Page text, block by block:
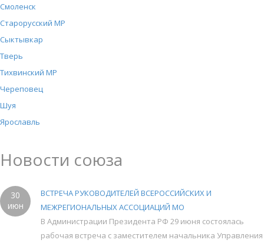
Смоленск
Старорусский МР
Сыктывкар
Тверь
Тихвинский МР
Череповец
Шуя
Ярославль
Новости союза
30
июн
ВСТРЕЧА РУКОВОДИТЕЛЕЙ ВСЕРОССИЙСКИХ И
МЕЖРЕГИОНАЛЬНЫХ АССОЦИАЦИЙ МО
В Администрации Президента РФ 29 июня состоялась
рабочая встреча с заместителем начальника Управления